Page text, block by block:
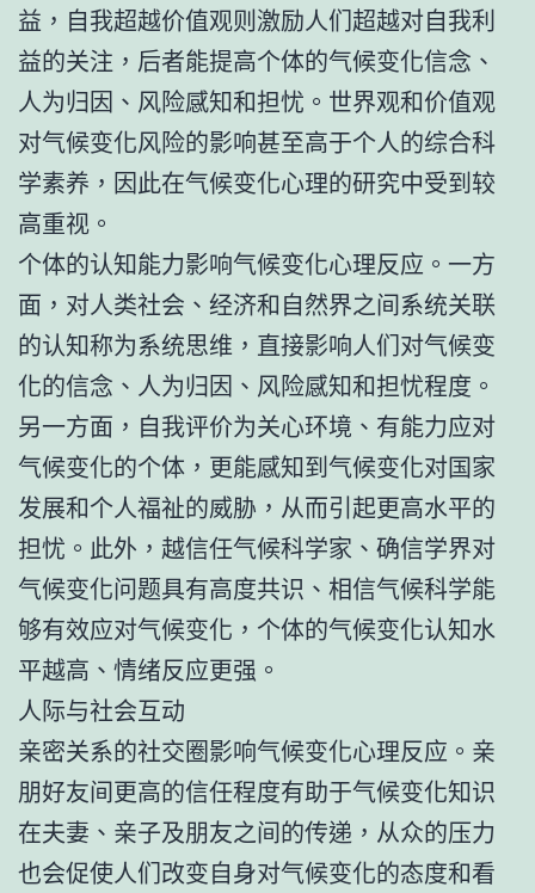
益，自我超越价值观则激励人们超越对自我利
益的关注，后者能提高个体的气候变化信念、
人为归因、风险感知和担忧。世界观和价值观
对气候变化风险的影响甚至高于个人的综合科
学素养，因此在气候变化心理的研究中受到较
高重视。
个体的认知能力影响气候变化心理反应。一方
面，对人类社会、经济和自然界之间系统关联
的认知称为系统思维，直接影响人们对气候变
化的信念、人为归因、风险感知和担忧程度。
另一方面，自我评价为关心环境、有能力应对
气候变化的个体，更能感知到气候变化对国家
发展和个人福祉的威胁，从而引起更高水平的
担忧。此外，越信任气候科学家、确信学界对
气候变化问题具有高度共识、相信气候科学能
够有效应对气候变化，个体的气候变化认知水
平越高、情绪反应更强。
人际与社会互动
亲密关系的社交圈影响气候变化心理反应。亲
朋好友间更高的信任程度有助于气候变化知识
在夫妻、亲子及朋友之间的传递，从众的压力
也会促使人们改变自身对气候变化的态度和看